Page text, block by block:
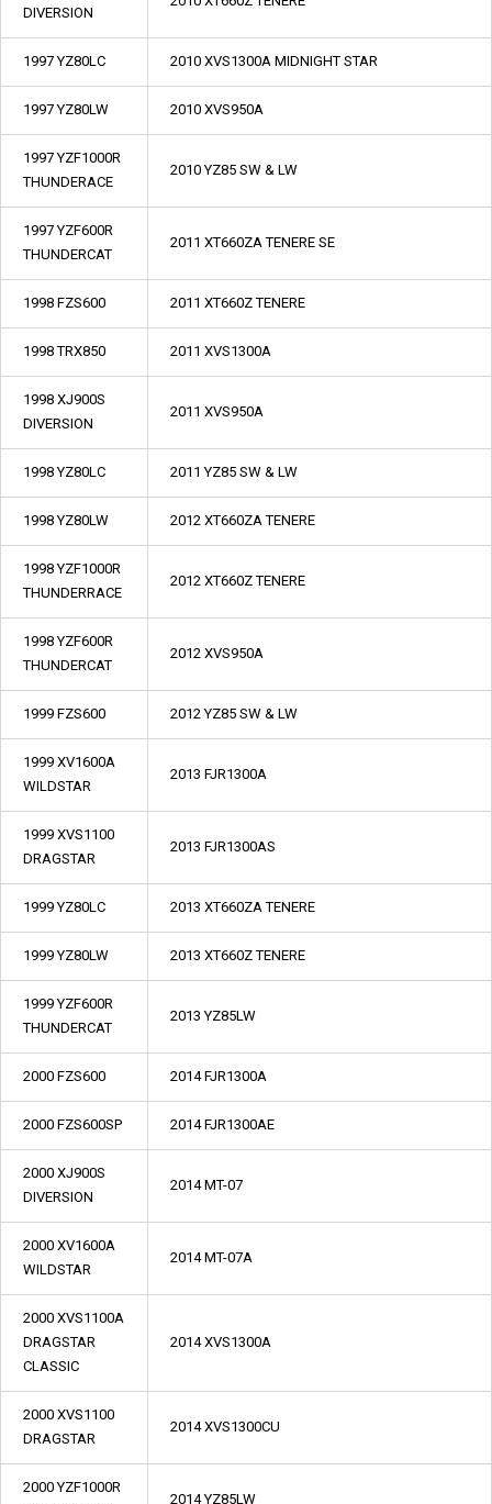
DIVERSION
1997 YZ80LC 2010 XVS1300A MIDNIGHT STAR
1997 YZ80LW 2010 XVS950A
1997 YZF1000R
THUNDERACE
2010 YZ85 SW & LW
1997 YZF600R
THUNDERCAT
2011 XT660ZA TENERE SE
1998 FZS600 2011 XT660Z TENERE
1998 TRX850 2011 XVS1300A
1998 XJ900S
DIVERSION
2011 XVS950A
1998 YZ80LC 2011 YZ85 SW & LW
1998 YZ80LW 2012 XT660ZA TENERE
1998 YZF1000R
THUNDERRACE
2012 XT660Z TENERE
1998 YZF600R
THUNDERCAT
2012 XVS950A
1999 FZS600 2012 YZ85 SW & LW
1999 XV1600A
WILDSTAR
2013 FJR1300A
1999 XVS1100
DRAGSTAR
2013 FJR1300AS
1999 YZ80LC 2013 XT660ZA TENERE
1999 YZ80LW 2013 XT660Z TENERE
1999 YZF600R
THUNDERCAT
2013 YZ85LW
2000 FZS600 2014 FJR1300A
2000 FZS600SP 2014 FJR1300AE
2000 XJ900S
DIVERSION
2014 MT-07
2000 XV1600A
WILDSTAR
2014 MT-07A
2000 XVS1100A
DRAGSTAR
CLASSIC
2014 XVS1300A
2000 XVS1100
DRAGSTAR
2014 XVS1300CU
2000 YZF1000R
2014 YZ85LW